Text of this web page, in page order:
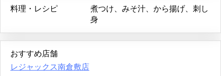
料理・レシピ
煮つけ、みそ汁、から揚げ、刺し
身
おすすめ店舗
レジャックス南倉敷店